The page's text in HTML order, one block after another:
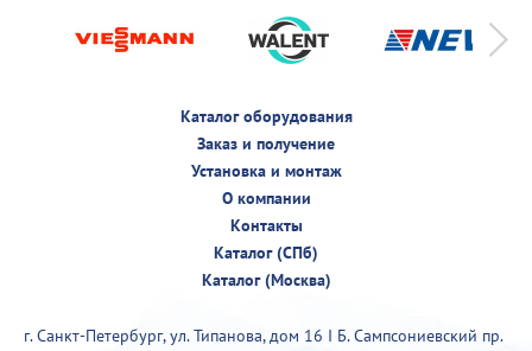
Каталог оборудования
Заказ и получение
Установка и монтаж
О компании
Контакты
Каталог (СПб)
Каталог (Москва)
г. Санкт-Петербург, ул. Типанова, дом 16 I Б. Сампсониевский пр.